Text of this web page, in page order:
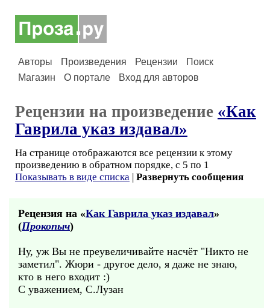
Авторы Произведения Рецензии
Поиск
Магазин
О портале Вход для авторов
Рецензии на произведение «Как
Гаврила указ издавал»
На странице отображаются все рецензии к этому
произведению в обратном порядке, с 5 по 1
Показывать в виде списка | Развернуть сообщения
Рецензия на «Как Гаврила указ издавал»
(Прокопыч)
Ну, уж Вы не преувеличивайте насчёт "Никто не
заметил". Жюри - другое дело, я даже не знаю,
кто в него входит :)
С уважением, С.Лузан